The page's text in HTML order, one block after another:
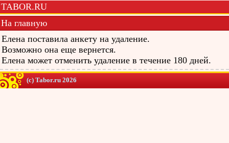
TABOR.RU
На главную
Елена поставила анкету на удаление.
Возможно она еще вернется.
Елена может отменить удаление в течение 180 дней.
(c) Tabor.ru 2026